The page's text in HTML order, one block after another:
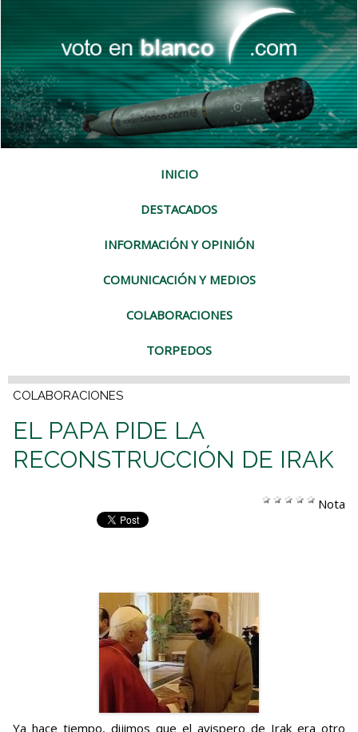
INICIO
DESTACADOS
INFORMACIÓN Y OPINIÓN
COMUNICACIÓN Y MEDIOS
COLABORACIONES
TORPEDOS
COLABORACIONES
EL PAPA PIDE LA
RECONSTRUCCIÓN DE IRAK
Nota
Ya hace tiempo, dijimos que el avispero de Irak era otro